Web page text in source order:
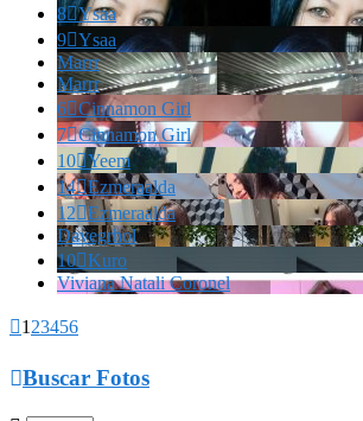
8Ysaa
9Ysaa
Marrr
Marrr
6Cinnamon Girl
7Cinnamon Girl
10Yeem
14Ezmeraalda
12Ezmeraalda
Davegrhol
10Kuro
Viviana Natali Coronel
1 23456
Buscar Fotos